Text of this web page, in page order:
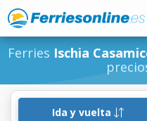
Ferries Ischia
Ida y vuelta